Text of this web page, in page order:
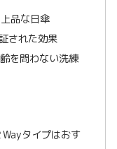
品な日傘
された効果
を問わない洗練
タイプはおす